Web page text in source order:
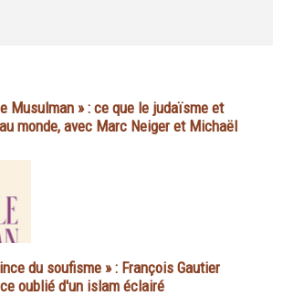
Musulman » : ce que le judaïsme et
monde, avec Marc Neiger et Michaël
du soufisme » : François Gautier
oublié d'un islam éclairé